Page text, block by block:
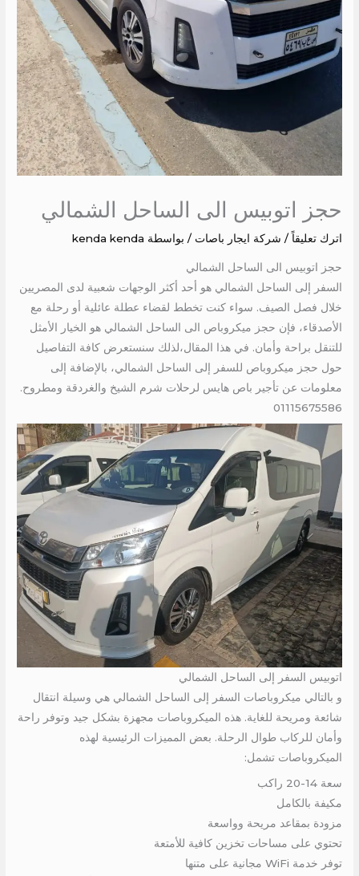
حجز اتوبيس الى الساحل الشمالي
اترك تعليقاً / شركة ايجار باصات / بواسطة kenda kenda
حجز اتوبيس الى الساحل الشمالي
السفر إلى الساحل الشمالي هو أحد أكثر الوجهات شعبية لدى المصريين
خلال فصل الصيف. سواء كنت تخطط لقضاء عطلة عائلية أو رحلة مع
الأصدقاء، فإن حجز ميكروباص الى الساحل الشمالي هو الخيار الأمثل
للتنقل براحة وأمان. في هذا المقال،لذلك سنستعرض كافة التفاصيل
حول حجز ميكروباص للسفر إلى الساحل الشمالي، بالإضافة إلى
معلومات عن تأجير باص هايس لرحلات شرم الشيخ والغردقة ومطروح.
01115675586
اتوبيس السفر إلى الساحل الشمالي
و بالتالي ميكروباصات السفر إلى الساحل الشمالي هي وسيلة انتقال
شائعة ومريحة للغاية. هذه الميكروباصات مجهزة بشكل جيد وتوفر راحة
وأمان للركاب طوال الرحلة. بعض المميزات الرئيسية لهذه
الميكروباصات تشمل:
سعة 14-20 راكب
مكيفة بالكامل
مزودة بمقاعد مريحة وواسعة
تحتوي على مساحات تخزين كافية للأمتعة
توفر خدمة WiFi مجانية على متنها